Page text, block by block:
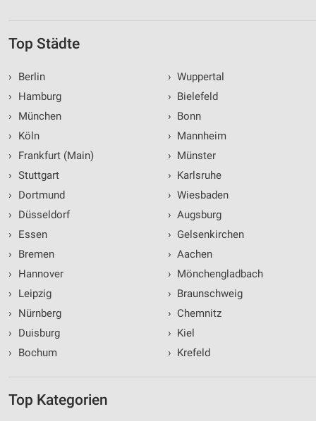
Top Städte
›
Berlin
›
Hamburg
›
München
›
Köln
›
Frankfurt (Main)
› Stuttgart
›
Dortmund
›
Düsseldorf
›
Essen
›
Bremen
›
Hannover
›
Leipzig
›
Nürnberg
›
Duisburg
›
Bochum
› Wuppertal
› Bielefeld
› Bonn
› Mannheim
› Münster
› Karlsruhe
› Wiesbaden
› Augsburg
› Gelsenkirchen
› Aachen
› Mönchengladbach
› Braunschweig
› Chemnitz
› Kiel
› Krefeld
Top Kategorien